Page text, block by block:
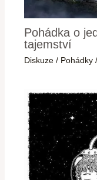
Pohádka o
tajemství
Diskuze / Pohádky